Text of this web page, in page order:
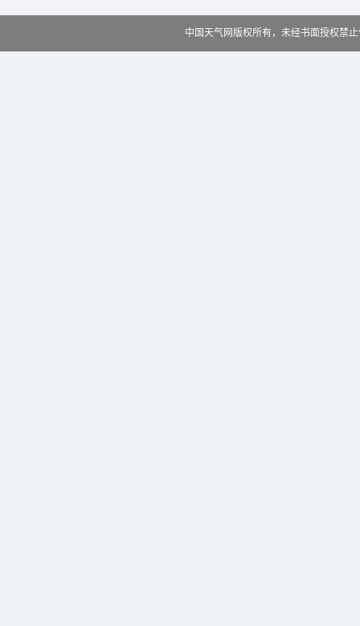
中国天气网版权所有，未经书面授权